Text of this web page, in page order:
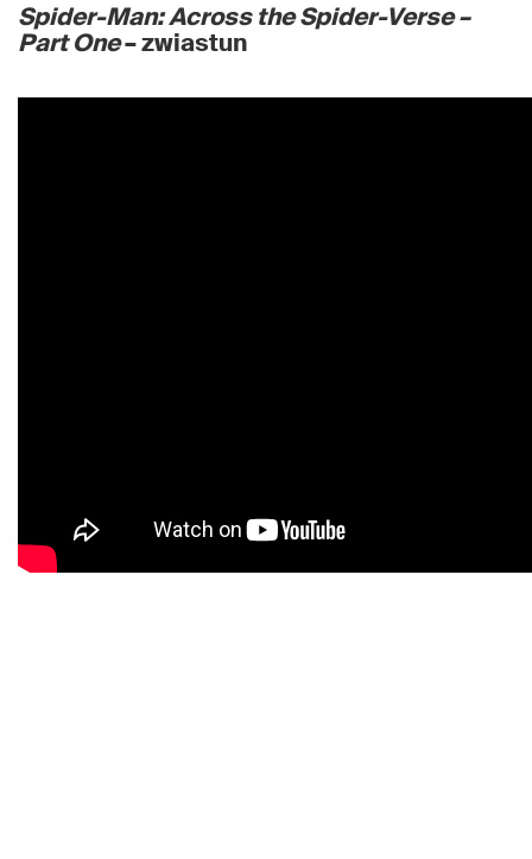
Spider-Man: Across the Spider-Verse –
Part One– zwiastun